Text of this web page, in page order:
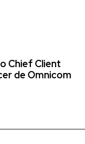
Chief Client
de Omnicom